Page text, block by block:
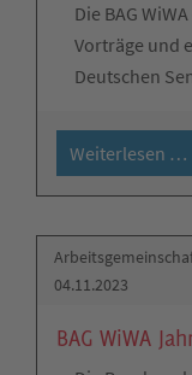
Die BAG
Vorträge und
Deutschen
Weiterlesen …
04.11.2023
BAG WiWA